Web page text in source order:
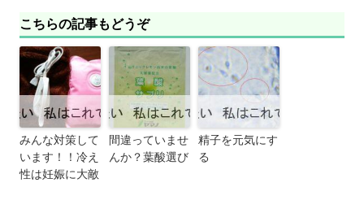
こちらの記事もどうぞ
みんな対策して
います！！冷え
性は妊娠に大敵
間違っていませ
んか？葉酸選び
精子を元気にす
る